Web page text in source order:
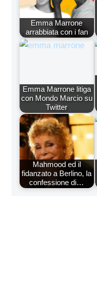
Emma Marrone
arrabbiata con i fan
Emma Marrone litiga
con Mondo Marcio su
Twitter
Mahmood ed il
fidanzato a Berlino, la
confessione di…